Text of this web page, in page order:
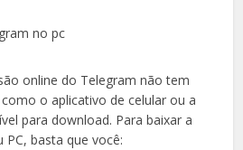
online do Telegram não tem
o aplicativo de celular ou a
para download. Para baixar a
basta que você: